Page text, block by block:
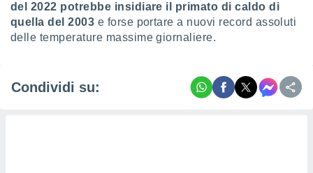
del 2022 potrebbe insidiare il primato di caldo di
quella del 2003 e forse portare a nuovi record assoluti
delle temperature massime giornaliere.
Condividi su: